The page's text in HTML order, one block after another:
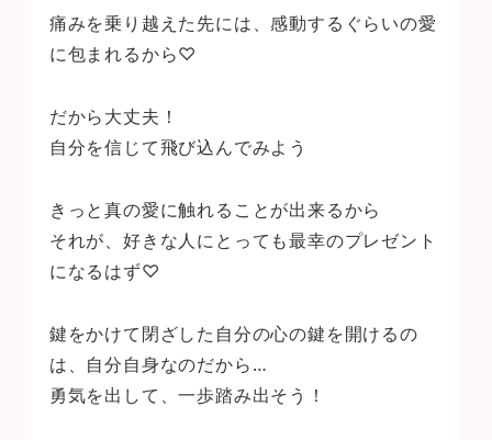
痛みを乗り越えた先には、感動するぐらいの愛
に包まれるから♡
だから大丈夫！
自分を信じて飛び込んでみよう
きっと真の愛に触れることが出来るから
それが、好きな人にとっても最幸のプレゼント
になるはず♡
鍵をかけて閉ざした自分の心の鍵を開けるの
は、自分自身なのだから…
勇気を出して、一歩踏み出そう！